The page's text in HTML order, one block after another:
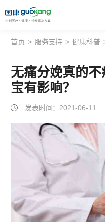
首页
面向会员
面向企业
关于我们
首页 > 服务支持 > 健康科普
无痛分娩真的
宝有影响？
发表时间：2021-06-11